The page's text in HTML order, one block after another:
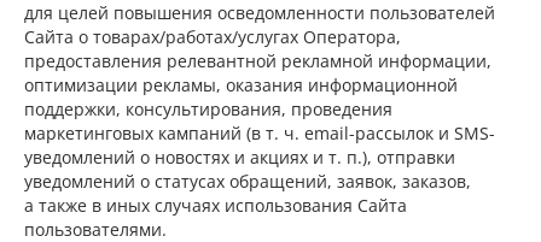
для целей повышения осведомленности пользователей
Сайта о товарах/работах/услугах Оператора,
предоставления релевантной рекламной информации,
оптимизации рекламы, оказания информационной
поддержки, консультирования, проведения
маркетинговых кампаний (в т. ч. email-рассылок и SMS-
уведомлений о новостях и акциях и т. п.), отправки
уведомлений о статусах обращений, заявок, заказов,
а также в иных случаях использования Сайта
пользователями.